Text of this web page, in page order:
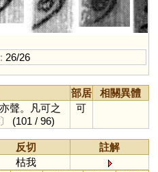
26/26
部居
相關異體
聲。凡可之
(101 / 96)
可
反切
註解
枯我